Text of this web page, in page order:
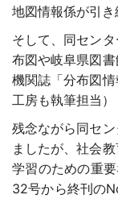
地図情報係が引き
そして、同セン
布図や岐阜県図
機関誌「分布図
工房も執筆担当）
残念ながら同セ
ましたが、社会
学習のための重
32号から終刊の